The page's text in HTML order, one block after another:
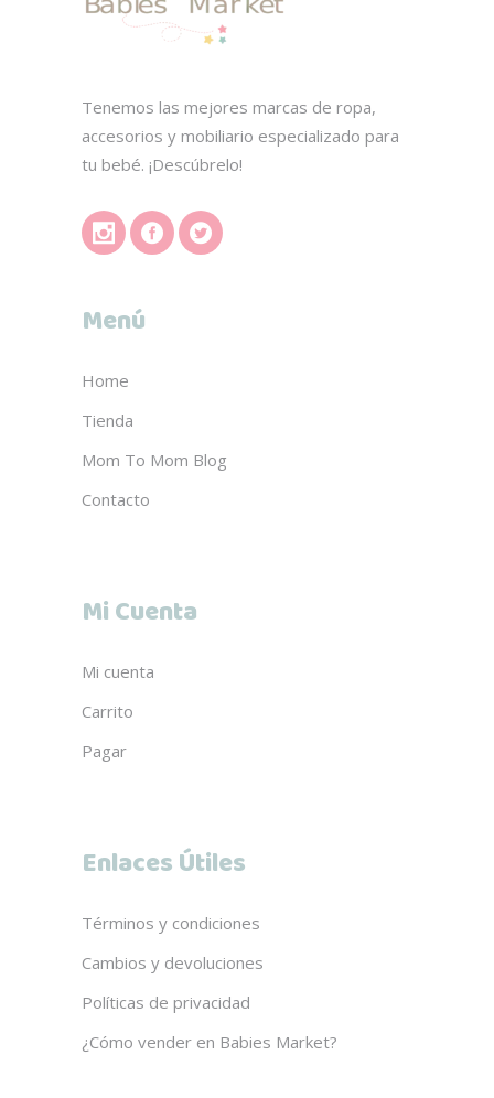
Tenemos las mejores marcas de ropa,
accesorios y mobiliario especializado para
tu bebé. ¡Descúbrelo!
Menú
Home
Tienda
Mom To Mom Blog
Contacto
Mi Cuenta
Mi cuenta
Carrito
Pagar
Enlaces Útiles
Términos y condiciones
Cambios y devoluciones
Políticas de privacidad
¿Cómo vender en Babies Market?